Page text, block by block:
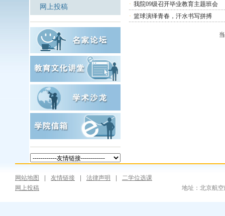
网上投稿
· 我院09级召开毕业教育主题班会
· 篮球演绎青春，汗水书写拼搏
当
网站地图 友情链接 法律声明
二学位选课
网上投稿
地址：北京航